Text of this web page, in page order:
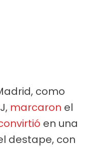
como
marcaron el
en una
destape, con